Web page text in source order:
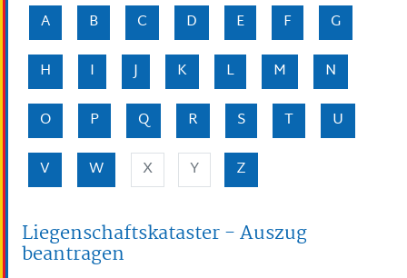
A B C D E F
G
H
I J K L M
N
O
P Q R S T
U
V
W X Y Z
Liegenschaftskataster - Auszug
beantragen